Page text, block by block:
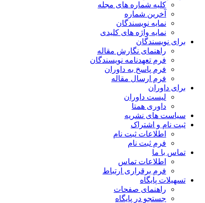
کلیه شماره های مجله
آخرین شماره
نمایه نویسندگان
نمایه واژه های کلیدی
برای نویسندگان
راهنمای نگارش مقاله
فرم تعهدنامه نویسندگان
فرم پاسخ به داوران
فرم ارسال مقاله
برای داوران
لیست داوران
داوری همتا
سیاست های نشریه
ثبت نام و اشتراک
اطلاعات ثبت نام
فرم ثبت نام
تماس با ما
اطلاعات تماس
فرم برقراری ارتباط
تسهیلات پایگاه
راهنمای صفحات
جستجو در پایگاه